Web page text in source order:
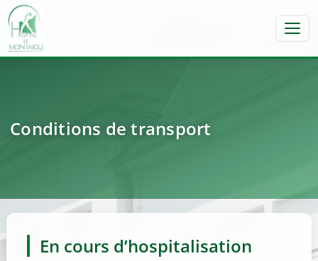
Conditions de transport
En cours d’hospitalisation